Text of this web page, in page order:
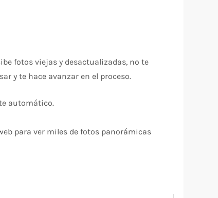
fotos viejas y desactualizadas, no te
y te hace avanzar en el proceso.
automático.
para ver miles de fotos panorámicas